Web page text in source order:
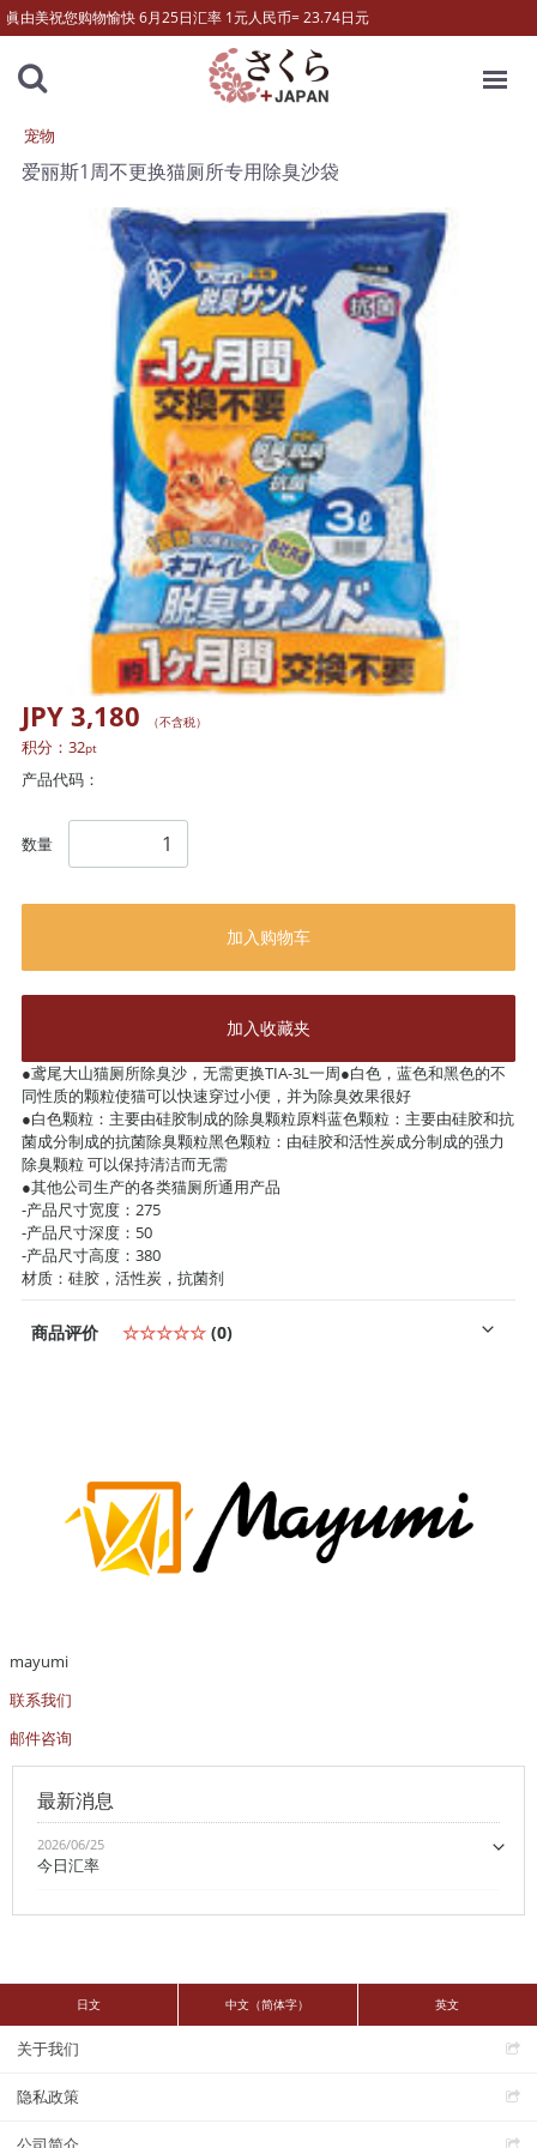
眞由美祝您购物愉快 6月25日汇率 1元人民币= 23.74日元
宠物
爱丽斯1周不更换猫厕所专用除臭沙袋
JPY 3,180 （不含税）
积分： 32pt
产品代码：
数量
加入购物车
加入收藏夹
●鸢尾大山猫厕所除臭沙，无需更换TIA-3L一周●白色，蓝色和黑色的不
同性质的颗粒使猫可以快速穿过小便，并为除臭效果很好
●白色颗粒：主要由硅胶制成的除臭颗粒原料蓝色颗粒：主要由硅胶和抗
菌成分制成的抗菌除臭颗粒黑色颗粒：由硅胶和活性炭成分制成的强力
除臭颗粒 可以保持清洁而无需
●其他公司生产的各类猫厕所通用产品
-产品尺寸宽度：275
-产品尺寸深度：50
-产品尺寸高度：380
材质：硅胶，活性炭，抗菌剂
商品评价 ☆☆☆☆☆ (0)
mayumi
联系我们
邮件咨询
最新消息
2026/06/25
今日汇率
日文 中文（简体字） 英文
关于我们
隐私政策